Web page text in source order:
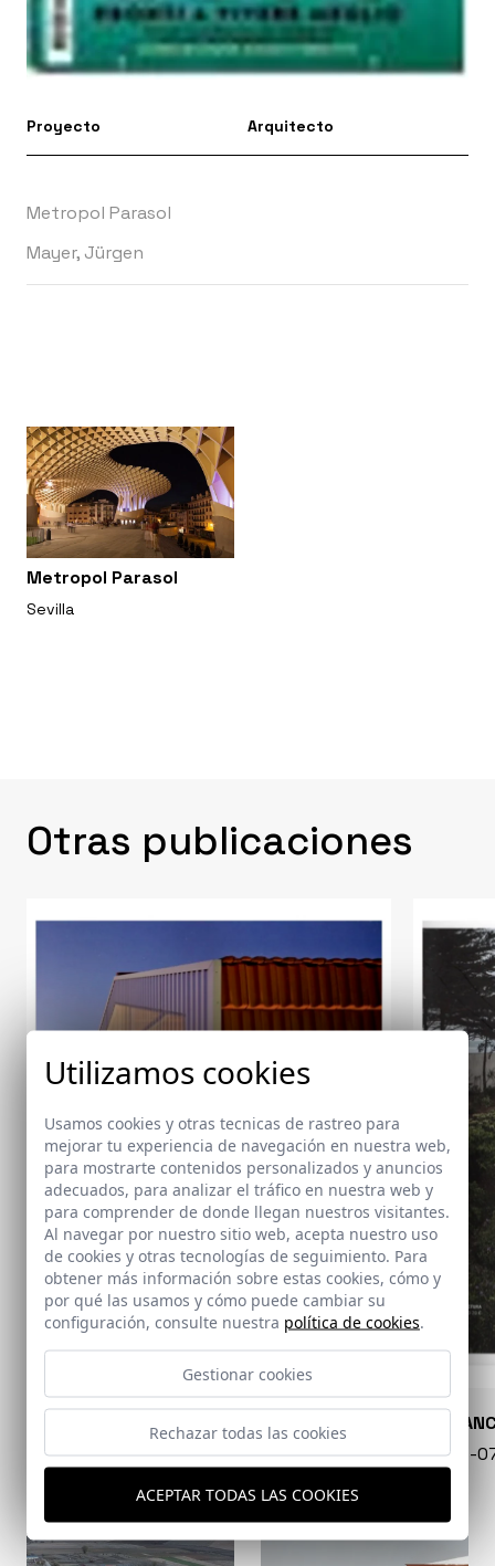
Proyecto Arquitecto
Metropol Parasol
Mayer, Jürgen
Metropol Parasol
Sevilla
Otras publicaciones
CONARQUITECTURA
99 - 16-07-2026
EN
40 - 16-
Utilizamos cookies
Usamos cookies y otras tecnicas de rastreo para
mejorar tu experiencia de navegación en nuestra web,
para mostrarte contenidos personalizados y anuncios
adecuados, para analizar el tráfico en nuestra web y
para comprender de donde llegan nuestros visitantes.
Al navegar por nuestro sitio web, acepta nuestro uso
de cookies y otras tecnologías de seguimiento. Para
obtener más información sobre estas cookies, cómo y
por qué las usamos y cómo puede cambiar su
configuración, consulte nuestra política de cookies.
Gestionar cookies
Rechazar todas las cookies
ACEPTAR TODAS LAS COOKIES